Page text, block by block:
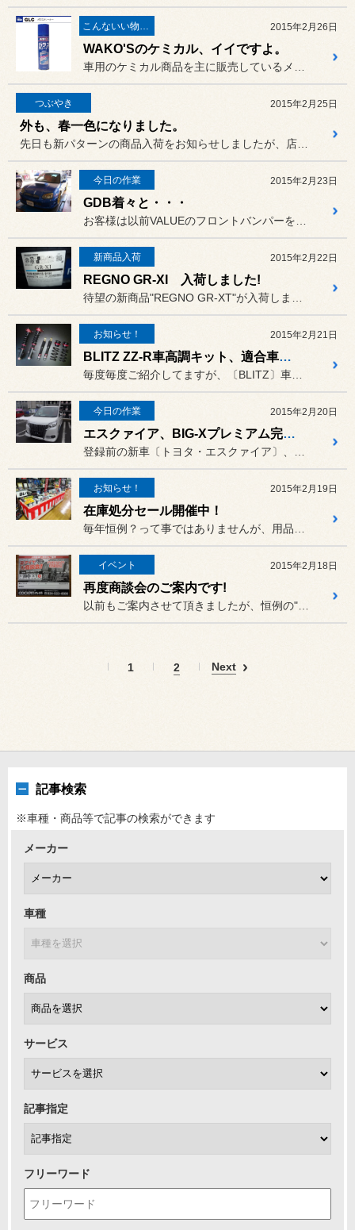
こんないい物が有りますよ！ 2015年2月26日
WAKO'Sのケミカル、イイですよ。
つぶやき 2015年2月25日
外も、春一色になりました。
今日の作業 2015年2月23日
GDB着々と・・・
新商品入荷 2015年2月22日
REGNO GR-XI 入荷しました!
お知らせ！ 2015年2月21日
BLITZ ZZ-R車高調キット、適合車続々！
今日の作業 2015年2月20日
エスクァイア、BIG-Xプレミアム完装！
お知らせ！ 2015年2月19日
在庫処分セール開催中！
イベント 2015年2月18日
再度商談会のご案内です!
1 2 Next
記事検索
※車種・商品等で記事の検索ができます
メーカー
車種
商品
サービス
記事指定
フリーワード